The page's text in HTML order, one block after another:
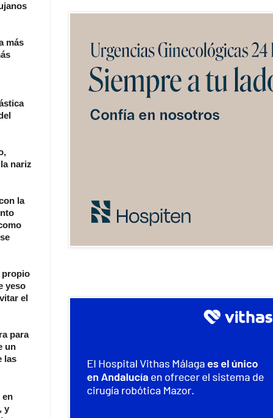
más
nariz
la
propio
yeso
el
para
un
las
en
y